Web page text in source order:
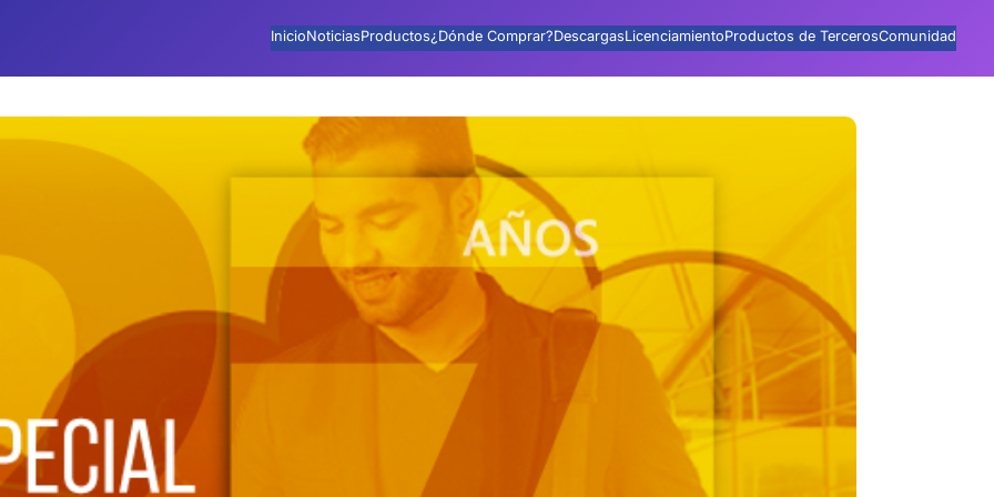
InicioNoticiasProductos¿Dónde Comprar?DescargasLicenciamientoProductos de TercerosComunidad